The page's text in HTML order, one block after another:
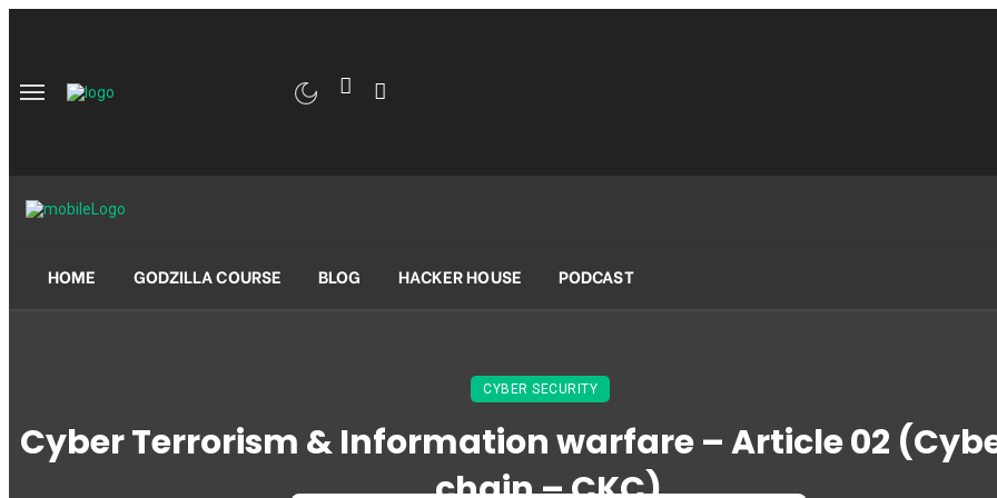
HOME GODZILLA COURSE BLOG HACKER HOUSE PODCAST
CYBER SECURITY
Cyber Terrorism & Information warfare – Article 02
chain – CKC)